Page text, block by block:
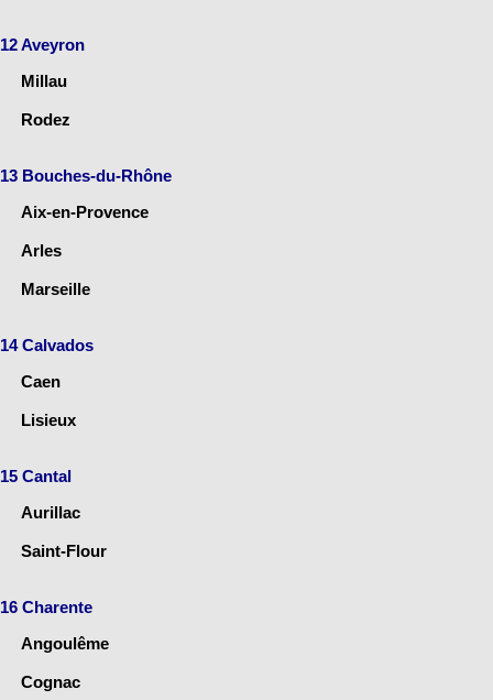
12 Aveyron
Millau
Rodez
13 Bouches-du-Rhône
Aix-en-Provence
Arles
Marseille
14 Calvados
Caen
Lisieux
15 Cantal
Aurillac
Saint-Flour
16 Charente
Angoulême
Cognac